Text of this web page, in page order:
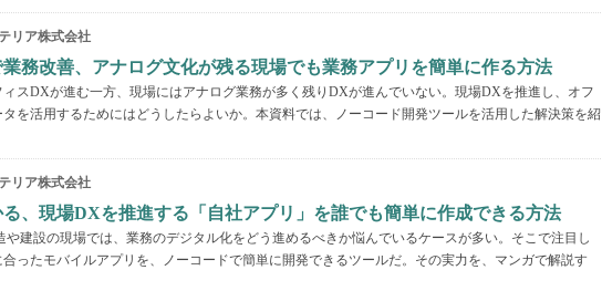
リア株式会社
務改善、アナログ文化が残る現場でも業務アプリを簡単に作る方法
ィスDXが進む一方、現場にはアナログ業務が多く残りDXが進んでいない。現場DXを推進し、オフ
タを活用するためにはどうしたらよいか。本資料では、ノーコード開発ツールを活用した解決策を紹
リア株式会社
、現場DXを推進する「自社アプリ」を誰でも簡単に作成できる方法
や建設の現場では、業務のデジタル化をどう進めるべきか悩んでいるケースが多い。そこで注目し
ったモバイルアプリを、ノーコードで簡単に開発できるツールだ。その実力を、マンガで解説す